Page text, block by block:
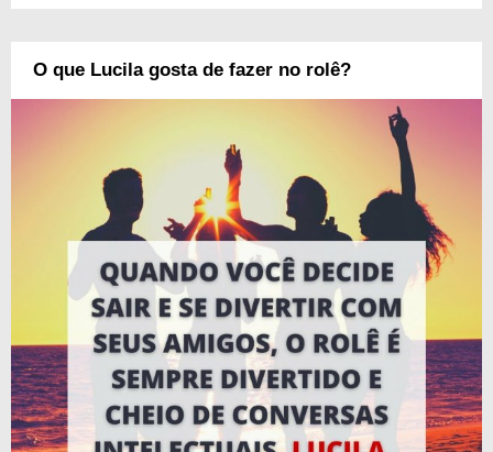
O que Lucila gosta de fazer no rolê?